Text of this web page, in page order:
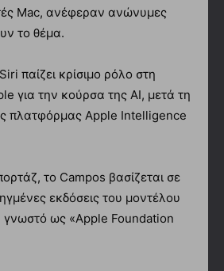
Mac, ανέφεραν ανώνυμες
το θέμα.
παίζει κρίσιμο ρόλο στη
για την κούρσα της ΑΙ, μετά τη
πλατφόρμας Apple Intelligence
το Campos βασίζεται σε
εκδόσεις του μοντέλου
γνωστό ως «Apple Foundation